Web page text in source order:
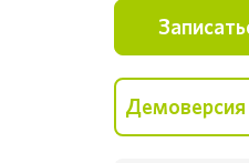
Демоверсия